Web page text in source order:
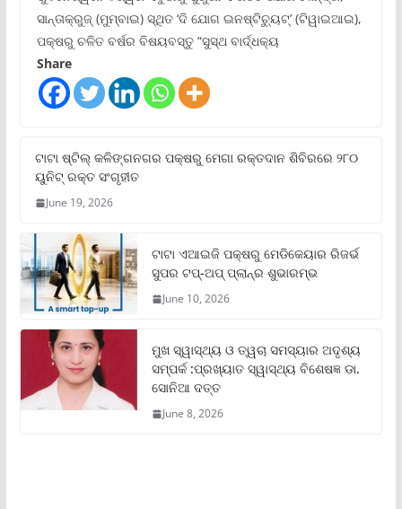
ସାନ୍ତାକ୍ରୁଜ୍ (ମୁମ୍ବାଇ) ସ୍ଥିତ ‘ଦି ଯୋଗ ଇନଷ୍ଟିଚ୍ୟୁଟ୍‌’ (ଟିୱାଇଆଇ),
ପକ୍ଷରୁ ଚଳିତ ବର୍ଷର ବିଷୟବସ୍ତୁ “ସୁସ୍ଥ ବାର୍ଦ୍ଧକ୍ୟ
Share
ଟାଟା ଷ୍ଟିଲ୍‌ କଳିଙ୍ଗନଗର ପକ୍ଷରୁ ମେଗା ରକ୍ତଦାନ ଶିବିରରେ ୨୮୦
ୟୁନିଟ୍‌ ରକ୍ତ ସଂଗୃହୀତ
June 19, 2026
ଟାଟା ଏଆଇଜି ପକ୍ଷରୁ ମେଡିକେୟାର ରିଜର୍ଭ
ସୁପର ଟପ୍‌-ଅପ୍ ପ୍ଲାନ୍‌ର ଶୁଭାରମ୍ଭ
June 10, 2026
ମୁଖ ସ୍ୱାସ୍ଥ୍ୟ ଓ ତ୍ୱଚା ସମସ୍ୟାର ଅଦୃଶ୍ୟ
ସମ୍ପର୍କ :ପ୍ରଖ୍ୟାତ ସ୍ୱାସ୍ଥ୍ୟ ବିଶେଷଜ୍ଞ ଡା.
ସୋନିଆ ଦତ୍ତ
June 8, 2026